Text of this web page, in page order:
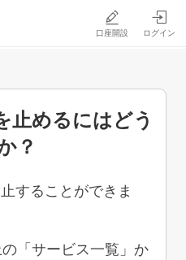
口座開設 ログイン
止めるにはどう
？
することができま
「サービス一覧」か